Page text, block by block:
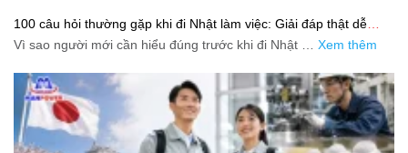
100 câu hỏi thường gặp khi đi Nhật làm việc: Giải đáp thật dễ
hiểu cho người mới bắt đầu
Vì sao người mới cần hiểu đúng trước khi đi Nhật … Xem thêm